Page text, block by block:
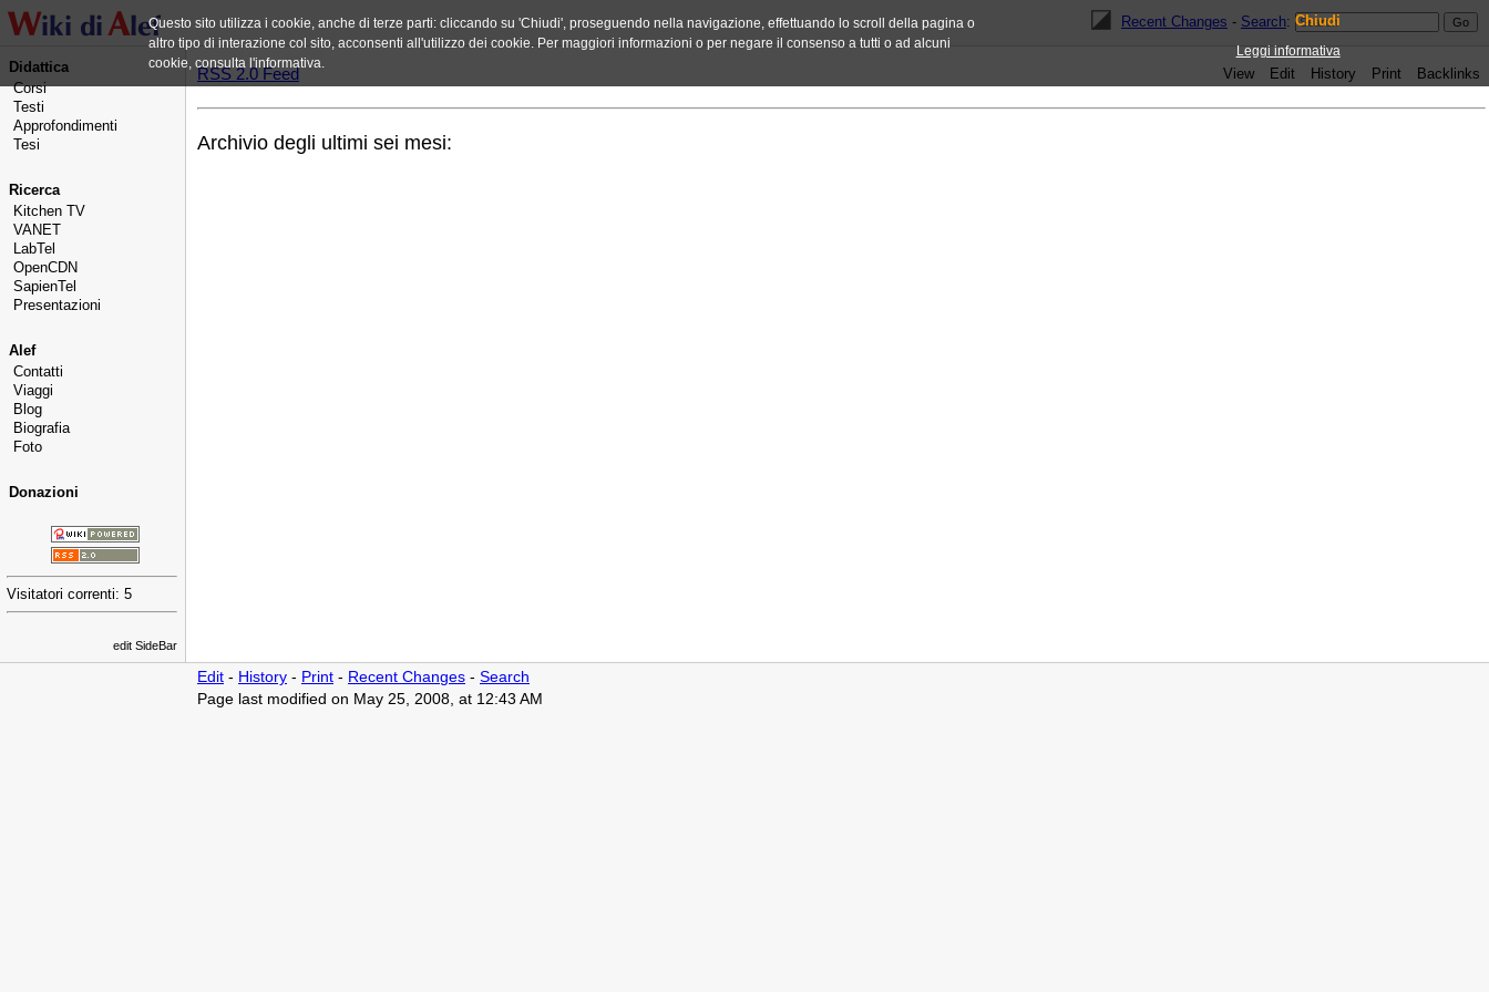
Recent Changes - Search:
Didattica
Corsi
Testi
Approfondimenti
Tesi
Ricerca
Kitchen TV
VANET
LabTel
OpenCDN
SapienTel
Presentazioni
Alef
Contatti
Viaggi
Blog
Biografia
Foto
Donazioni
Visitatori correnti: 5
edit SideBar
View Edit History Print Backlinks
RSS 2.0 Feed
Archivio degli ultimi sei mesi:
Edit - History - Print - Recent Changes - Search
Page last modified on May 25, 2008, at 12:43 AM
Questo sito utilizza i cookie, anche di terze parti: cliccando su 'Chiudi', proseguendo nella navigazione, effettuando lo scroll della pagina o
altro tipo di interazione col sito, acconsenti all'utilizzo dei cookie. Per maggiori informazioni o per negare il consenso a tutti o ad alcuni
cookie, consulta l'informativa.
Chiudi
Leggi informativa